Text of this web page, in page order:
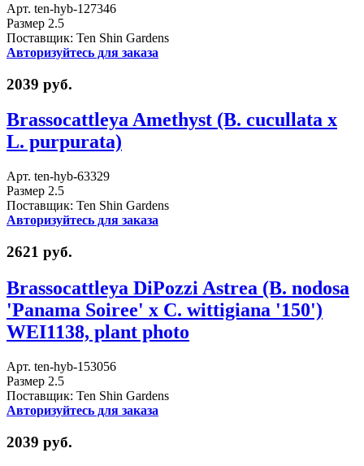
Арт. ten-hyb-127346
Размер 2.5
Поставщик: Ten Shin Gardens
Авторизуйтесь для заказа
2039 руб.
Brassocattleya Amethyst (B. cucullata x
L. purpurata)
Арт. ten-hyb-63329
Размер 2.5
Поставщик: Ten Shin Gardens
Авторизуйтесь для заказа
2621 руб.
Brassocattleya DiPozzi Astrea (B. nodosa
'Panama Soiree' x C. wittigiana '150')
WEI1138, plant photo
Арт. ten-hyb-153056
Размер 2.5
Поставщик: Ten Shin Gardens
Авторизуйтесь для заказа
2039 руб.